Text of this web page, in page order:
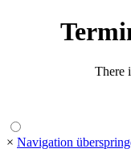
There
× Navigation